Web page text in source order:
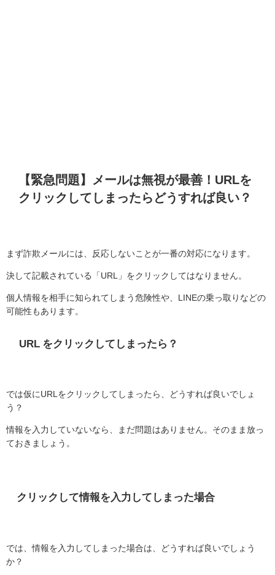
【緊急問題】メールは無視が最善！ URLを
クリックしてしまったらどうすれば良い？
まず詐欺メールには、反応しないことが一番の対応になります。
決して記載されている「 URL 」をクリックしてはなりません。
個人情報を相手に知られてしまう危険性や、 LINEの乗っ取りなどの
可能性もあります。
URL をクリックしてしまったら？
では仮に URL をクリックしてしまったら、どうすれば良いでしょ
う？
情報を入力していないなら、まだ問題はありません。そのまま放っ
ておきましょう。
クリックして情報を入力してしまった場合
では、情報を入力してしまった場合は、どうすれば良いでしょう
か？